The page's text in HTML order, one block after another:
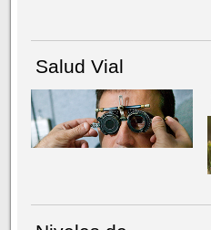
Salud Vial